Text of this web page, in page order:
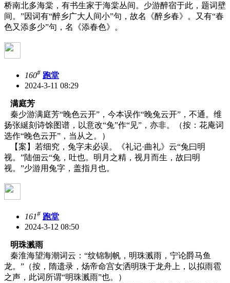
桥南北多海棠，有书生家于海棠丛间。少游醉宿于此，题词壁
间。”因词有“醉乡广大人间小”句，故名《醉乡春》。又有“春
色又添多少”句，名《添春色》。
160# 跑堂
2024-3-11 08:29
满庭芳
秦少游满庭芳“晚色云开”，今本误作“晚兔云开”，不通。维
扬张綖刻诗馀图谱，以意改“兔”作“见”，亦非。（按：花庵词
选作“晚色云开”，当从之。）
【案】若细究，兔字未必误。《礼记·曲礼》云“兔曰明
视。”陆佃云“兔，吐也。明月之精，视月而生，故曰明
视。”少游用兔字，盖指月也。
161# 跑堂
2024-3-12 08:50
明珠溅雨
秦淮海望海潮词云：“纹锦制帆，明珠溅雨，宁论爵马鱼
龙。”（按，隋遗录，炀帝命宫女洒明珠于龙舟上，以拟雨雹
之声，此词所谓“明珠溅雨”也。）